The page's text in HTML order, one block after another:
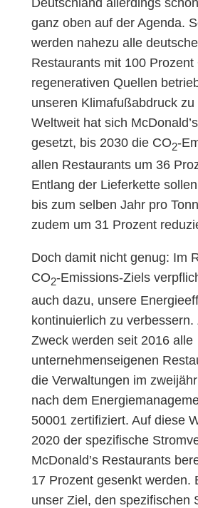
ganz oben auf der Agenda.
werden nahezu alle
Restaurants mit 100
regenerativen Quellen
unseren Klimafußabdruck zu
Weltweit hat sich
gesetzt, bis 2030 die CO2-
allen Restaurants um 36
Entlang der Lieferkette
bis zum selben Jahr pro
zudem um 31 Prozent
Doch damit nicht genug: Im
CO2-Emissions-Ziels
auch dazu, unsere
kontinuierlich zu verbessern.
Zweck werden seit 2016 alle
unternehmenseigenen
die Verwaltungen im
nach dem
50001 zertifiziert. Auf diese
2020 der spezifische
McDonald’s Restaurants
17 Prozent gesenkt werden.
unser Ziel, den spezifischen